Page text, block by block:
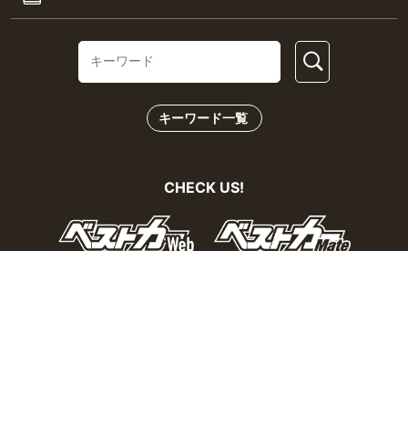
キーワード一覧
CHECK US!